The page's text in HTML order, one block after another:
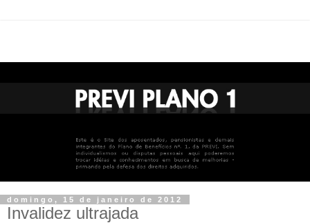
domingo, 15 de janeiro de 2012
Invalidez ultrajada